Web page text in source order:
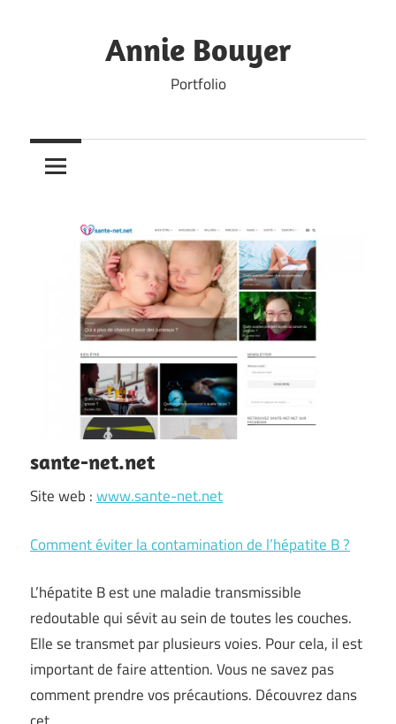
Annie Bouyer
Portfolio
sante-net.net
Site web :www.sante-net.net
Comment éviter la contamination de l’hépatite B ?
L’hépatite B est une maladie transmissible
redoutable qui sévit au sein de toutes les couches.
Elle se transmet par plusieurs voies. Pour cela, il est
important de faire attention. Vous ne savez pas
comment prendre vos précautions. Découvrez dans